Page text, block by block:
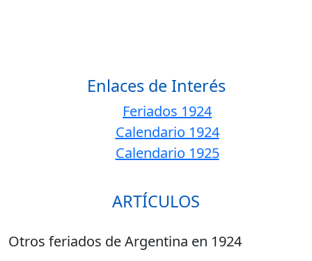
Enlaces de Interés
Feriados 1924
Calendario 1924
Calendario 1925
ARTÍCULOS
Otros feriados de Argentina en 1924